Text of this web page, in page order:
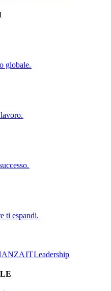
globale.​​
ti espandi.​​
IT​​Leadership​​